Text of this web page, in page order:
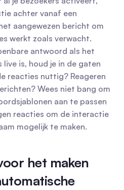
achter vanaf een
aangewezen bericht om
werkt zoals verwacht.
antwoord als het
is, houd je in de gaten
reacties nuttig? Reageren
Wees niet bang om
aan te passen
reacties om de interactie
mogelijk te maken.
het maken